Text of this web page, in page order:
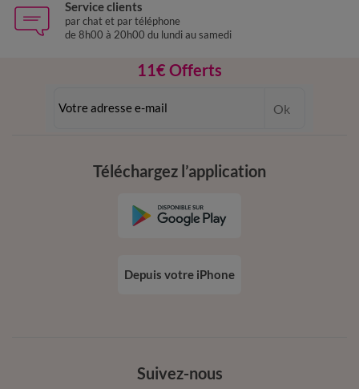
Service clients
par chat et par téléphone
de 8h00 à 20h00 du lundi au samedi
11€ Offerts
dès 20€ d’achat
Ok
Suivez-nous
Téléchargez l’application
Depuis votre iPhone